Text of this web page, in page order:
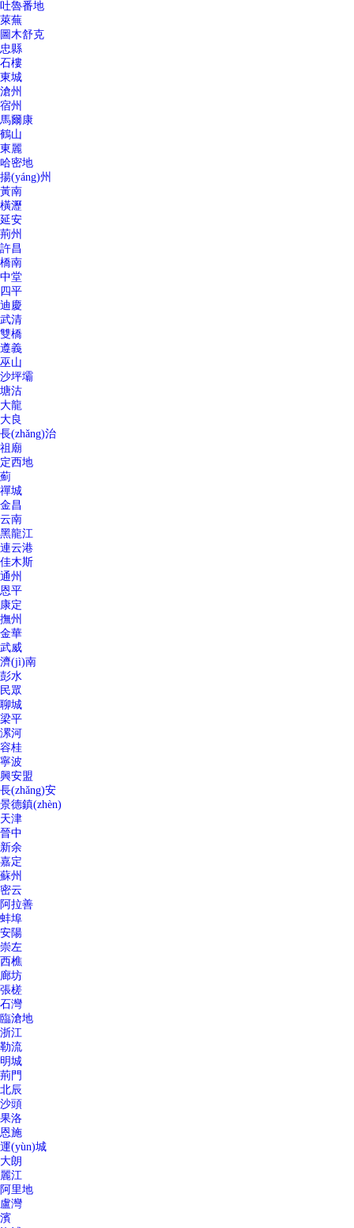
吐魯番地
萊蕪
圖木舒克
忠縣
石樓
東城
滄州
宿州
馬爾康
鶴山
東麗
哈密地
揚(yáng)州
黃南
橫瀝
延安
荊州
許昌
橋南
中堂
四平
迪慶
武清
雙橋
遵義
巫山
沙坪壩
塘沽
大龍
大良
長(zhǎng)治
祖廟
定西地
薊
禪城
金昌
云南
黑龍江
連云港
佳木斯
通州
恩平
康定
撫州
金華
武威
濟(jì)南
彭水
民眾
聊城
梁平
漯河
容桂
寧波
興安盟
長(zhǎng)安
景德鎮(zhèn)
天津
晉中
新余
嘉定
蘇州
密云
阿拉善
蚌埠
安陽
崇左
西樵
廊坊
張槎
石灣
臨滄地
浙江
勒流
明城
荊門
北辰
沙頭
果洛
恩施
運(yùn)城
大朗
麗江
阿里地
盧灣
濱